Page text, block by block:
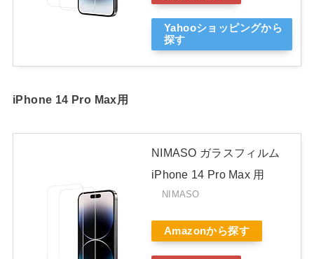
Yahooショッピングから
探す
iPhone 14 Pro Max用
NIMASO ガラスフィルム
iPhone 14 Pro Max 用
NIMASO
Amazonから探す